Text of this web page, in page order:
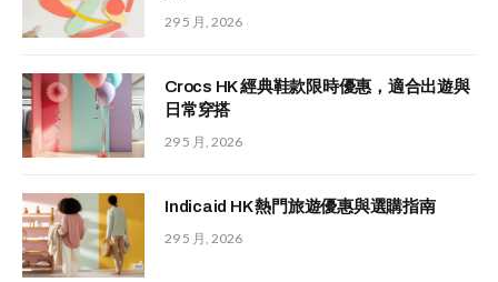
29 5 月, 2026
Crocs HK 經典鞋款限時優惠，適合出遊與
日常穿搭
29 5 月, 2026
Indicaid HK 熱門旅遊優惠與選購指南
29 5 月, 2026